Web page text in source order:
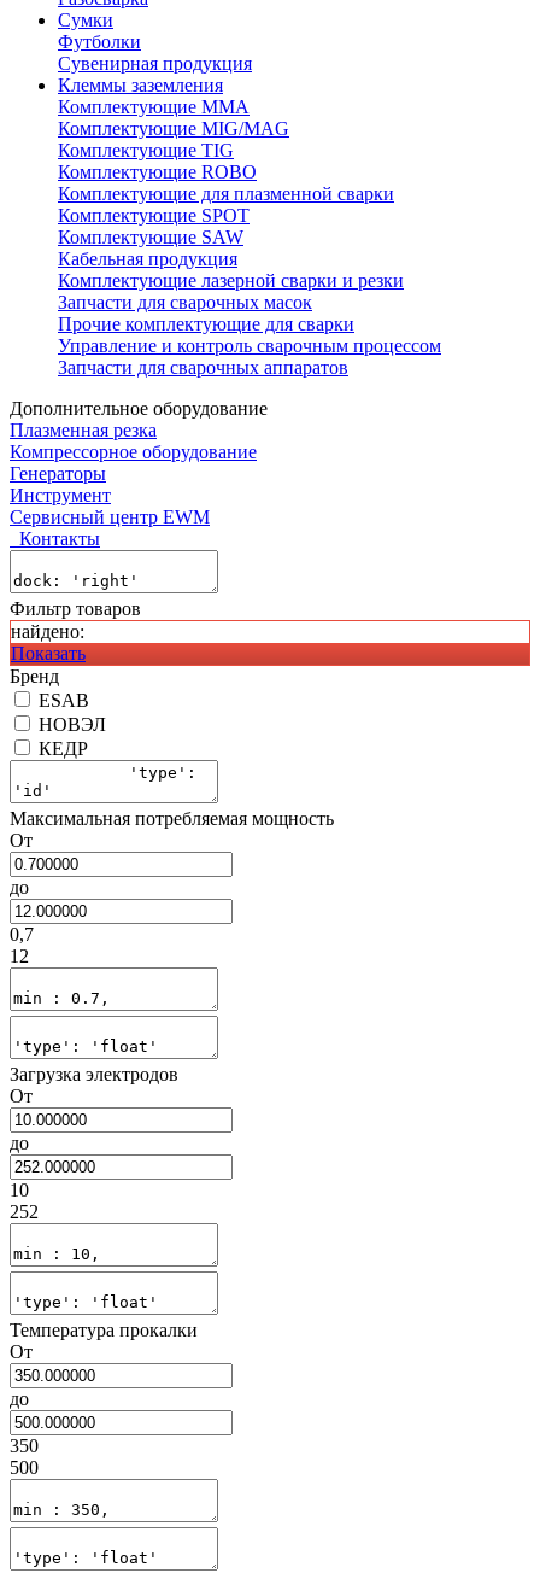
Сумки
Футболки
Сувенирная продукция
Клеммы заземления
Комплектующие ММА
Комплектующие MIG/MAG
Комплектующие TIG
Комплектующие ROBO
Комплектующие для плазменной сварки
Комплектующие SPOT
Комплектующие SAW
Кабельная продукция
Комплектующие лазерной сварки и резки
Запчасти для сварочных масок
Прочие комплектующие для сварки
Управление и контроль сварочным процессом
Запчасти для сварочных аппаратов
Дополнительное оборудование
Плазменная резка
Компрессорное оборудование
Генераторы
Инструмент
Сервисный центр EWM
Контакты
Фильтр товаров
найдено:
Показать
Бренд
ESAB
НОВЭЛ
КЕДР
Максимальная потребляемая мощность
От
до
0,7
12
Загрузка электродов
От
до
10
252
Температура прокалки
От
до
350
500